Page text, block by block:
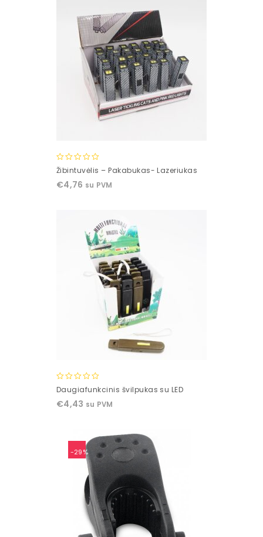
0
of
Žibintuvėlis – Pakabukas- Lazeriukas
€4,76 su PVM
0
of
Daugiafunkcinis švilpukas su LED
€4,43 su PVM
-29%